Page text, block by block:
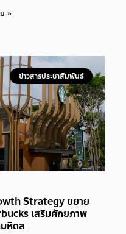
»
ข่าวสารประชาสัมพันธ์
Strategy ขยาย
เสริมศักยภาพ
หิดล